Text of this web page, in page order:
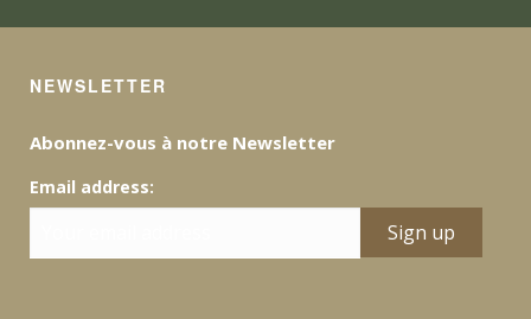
NEWSLETTER
Abonnez-vous à notre Newsletter
Email address: